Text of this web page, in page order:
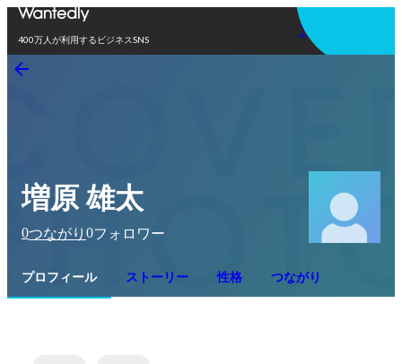
400万人が利用するビジネスSNS
アプリを使う
増原 雄太
0つながり 0フォロワー
プロフィール ストーリー 性格 つながり